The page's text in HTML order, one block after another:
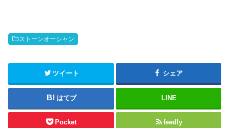
ストーンオーシャン
ツイート シェア
はてブ LINE
Pocket feedly